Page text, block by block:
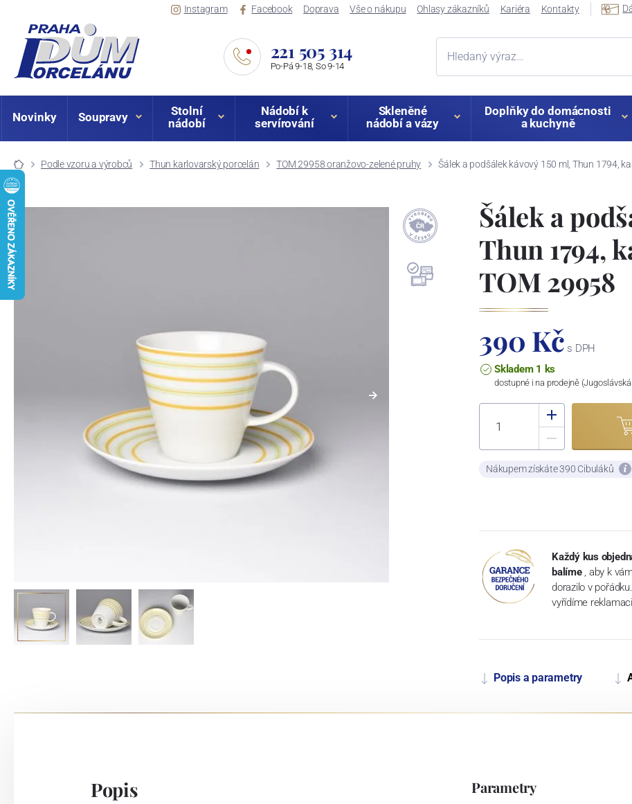
Instagram Facebook Doprava Vše o nákupu Ohlasy zákazníků Kariéra Kontakty
221 505 314
Po-Pá 9-18, So 9-14
Novinky Soupravy
Stolní
nádobí
Nádobí k
servírování
Skleněné
nádobí a vázy
Doplňky do domácnosti
a kuchyně
Podle vzoru a výrobců Thun karlovarský porcelán TOM 29958 oranžovo-zelené pruhy Šálek a podšálek kávový 150 ml, Thun 1794,
Šálek a
Thun 1794,
TOM 29958
390 Kč s DPH
Skladem 1 ks
dostupné i na prodejně
Nákupem získáte 390 Cibuláků
Každý kus
balíme , aby k
dorazilo v
vyřídíme
Popis a parametry
Popis Parametry